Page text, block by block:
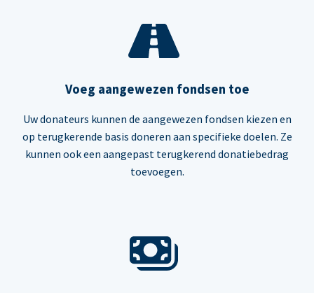
Voeg aangewezen fondsen toe
Uw donateurs kunnen de aangewezen fondsen kiezen en
op terugkerende basis doneren aan specifieke doelen. Ze
kunnen ook een aangepast terugkerend donatiebedrag
toevoegen.